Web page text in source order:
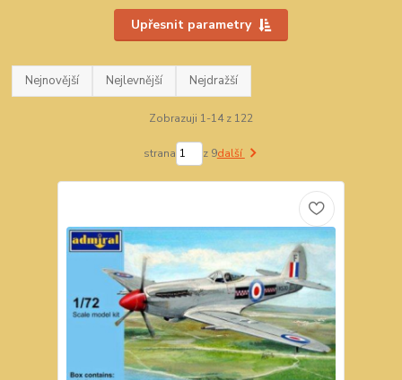
Upřesnit parametry
Nejnovější Nejlevnější Nejdražší
Zobrazuji 1-14 z 122
strana z 9další